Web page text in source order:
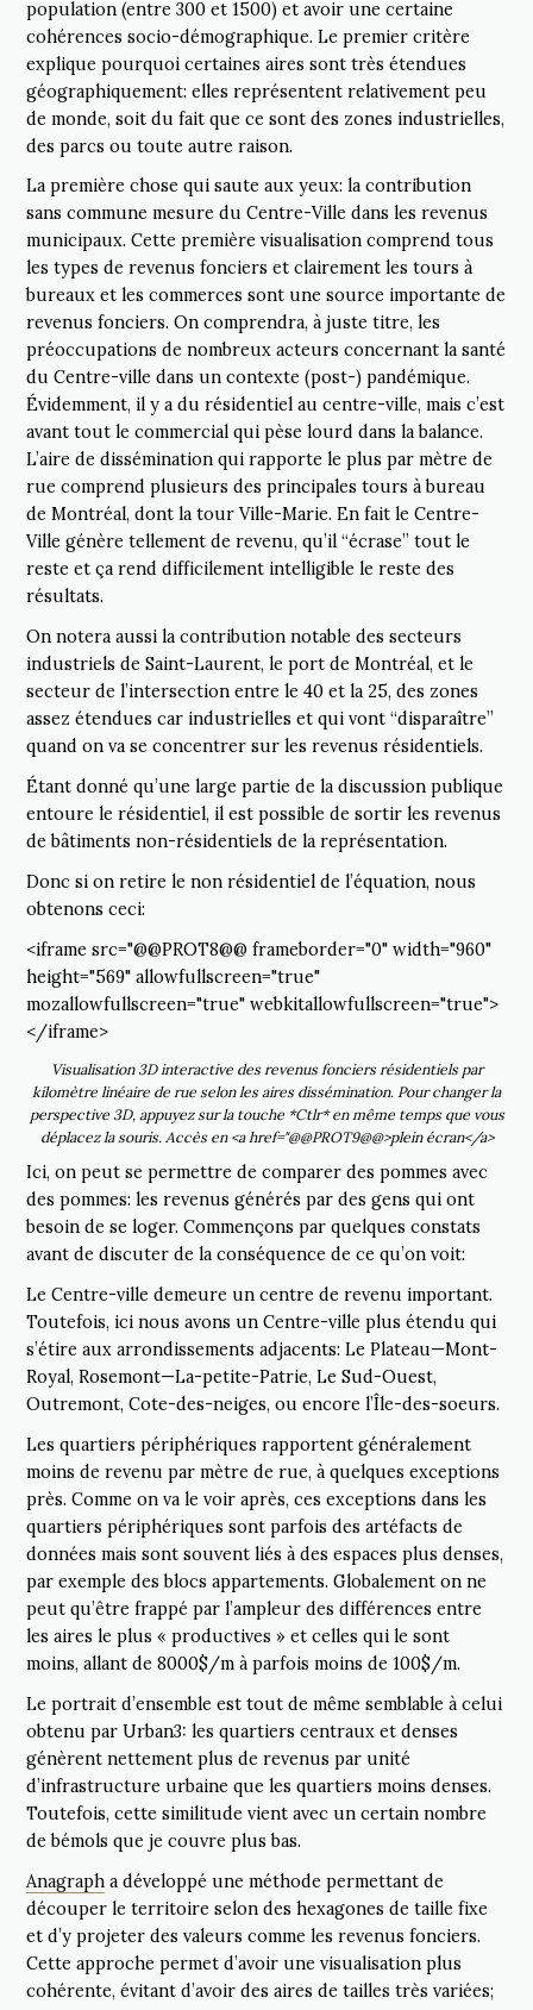
population (entre 300 et 1500) et avoir une certaine
cohérences socio-démographique. Le premier critère
explique pourquoi certaines aires sont très étendues
géographiquement: elles représentent relativement peu
de monde, soit du fait que ce sont des zones industrielles,
des parcs ou toute autre raison.
La première chose qui saute aux yeux: la contribution
sans commune mesure du Centre-Ville dans les revenus
municipaux. Cette première visualisation comprend tous
les types de revenus fonciers et clairement les tours à
bureaux et les commerces sont une source importante de
revenus fonciers. On comprendra, à juste titre, les
préoccupations de nombreux acteurs concernant la santé
du Centre-ville dans un contexte (post-) pandémique.
Évidemment, il y a du résidentiel au centre-ville, mais c’est
avant tout le commercial qui pèse lourd dans la balance.
L’aire de dissémination qui rapporte le plus par mètre de
rue comprend plusieurs des principales tours à bureau
de Montréal, dont la tour Ville-Marie. En fait le Centre-
Ville génère tellement de revenu, qu’il “écrase” tout le
reste et ça rend difficilement intelligible le reste des
résultats.
On notera aussi la contribution notable des secteurs
industriels de Saint-Laurent, le port de Montréal, et le
secteur de l’intersection entre le 40 et la 25, des zones
assez étendues car industrielles et qui vont “disparaître”
quand on va se concentrer sur les revenus résidentiels.
Étant donné qu’une large partie de la discussion publique
entoure le résidentiel, il est possible de sortir les revenus
de bâtiments non-résidentiels de la représentation.
Donc si on retire le non résidentiel de l’équation, nous
obtenons ceci:
<iframe src="@@PROT8@@ frameborder="0" width="960"
height="569" allowfullscreen="true"
mozallowfullscreen="true" webkitallowfullscreen="true">
</iframe>
Visualisation 3D interactive des revenus fonciers résidentiels par
kilomètre linéaire de rue selon les aires dissémination. Pour changer la
perspective 3D, appuyez sur la touche *Ctlr* en même temps que vous
déplacez la souris. Accès en <a href="@@PROT9@@>plein écran</a>
Ici, on peut se permettre de comparer des pommes avec
des pommes: les revenus générés par des gens qui ont
besoin de se loger. Commençons par quelques constats
avant de discuter de la conséquence de ce qu’on voit:
Le Centre-ville demeure un centre de revenu important.
Toutefois, ici nous avons un Centre-ville plus étendu qui
s’étire aux arrondissements adjacents: Le Plateau—Mont-
Royal, Rosemont—La-petite-Patrie, Le Sud-Ouest,
Outremont, Cote-des-neiges, ou encore l’Île-des-soeurs.
Les quartiers périphériques rapportent généralement
moins de revenu par mètre de rue, à quelques exceptions
près. Comme on va le voir après, ces exceptions dans les
quartiers périphériques sont parfois des artéfacts de
données mais sont souvent liés à des espaces plus denses,
par exemple des blocs appartements. Globalement on ne
peut qu’être frappé par l’ampleur des différences entre
les aires le plus « productives » et celles qui le sont
moins, allant de 8000$/m à parfois moins de 100$/m.
Le portrait d’ensemble est tout de même semblable à celui
obtenu par Urban3: les quartiers centraux et denses
génèrent nettement plus de revenus par unité
d’infrastructure urbaine que les quartiers moins denses.
Toutefois, cette similitude vient avec un certain nombre
de bémols que je couvre plus bas.
Anagraph a développé une méthode permettant de
découper le territoire selon des hexagones de taille fixe
et d’y projeter des valeurs comme les revenus fonciers.
Cette approche permet d’avoir une visualisation plus
cohérente, évitant d’avoir des aires de tailles très variées;